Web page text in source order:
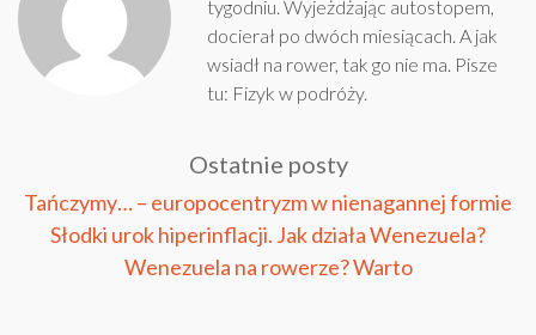
tygodniu. Wyjeżdżając autostopem,
docierał po dwóch miesiącach. A jak
wsiadł na rower, tak go nie ma. Pisze
tu: Fizyk w podróży.
Ostatnie posty
Tańczymy… – europocentryzm w nienagannej formie
Słodki urok hiperinflacji. Jak działa Wenezuela?
Wenezuela na rowerze? Warto